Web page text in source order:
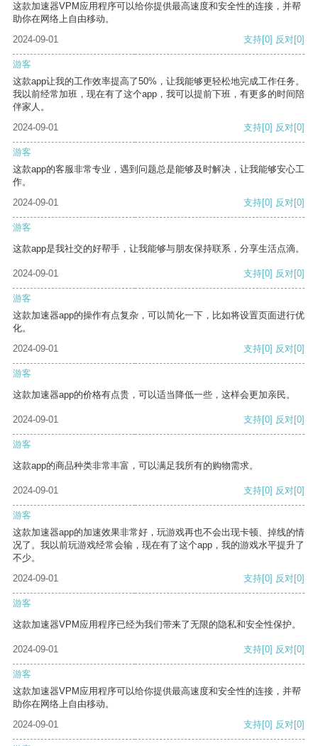
这款加速器VPM应用程序可以给你提供最高速度和安全性的连接，并帮
助你在网络上自由移动。
2024-09-01
支持[0] 反对[0]
游客
这款app让我的工作效率提高了50%，让我能够更轻松地完成工作任务。
我以前经常加班，现在有了这个app，我可以提前下班，有更多的时间陪
伴家人。
2024-09-01
支持[0] 反对[0]
游客
这款app的客服非常专业，遇到问题总是能够及时解决，让我能够安心工
作。
2024-09-01
支持[0] 反对[0]
游客
这款app是我社交的好帮手，让我能够与朋友保持联系，分享生活点滴。
2024-09-01 支持[0] 反对[0]
游客
这款加速器app的操作有点复杂，可以简化一下，比如将设置页面进行优
化。
2024-09-01
支持[0] 反对[0]
游客
这款加速器app的价格有点贵，可以适当降低一些，这样会更加亲民。
2024-09-01 支持[0] 反对[0]
游客
这款app的商品种类非常丰富，可以满足我所有的购物需求。
2024-09-01 支持[0] 反对[0]
游客
这款加速器app的加速效果非常好，玩游戏再也不会出现卡顿、掉线的情
况了。我以前玩游戏经常会输，现在有了这个app，我的游戏水平提升了
不少。
2024-09-01
支持[0] 反对[0]
游客
这款加速器VPM应用程序已经为我们带来了无限的隐私和安全性保护。
2024-09-01 支持[0] 反对[0]
游客
这款加速器VPM应用程序可以给你提供最高速度和安全性的连接，并帮
助你在网络上自由移动。
2024-09-01
支持[0] 反对[0]